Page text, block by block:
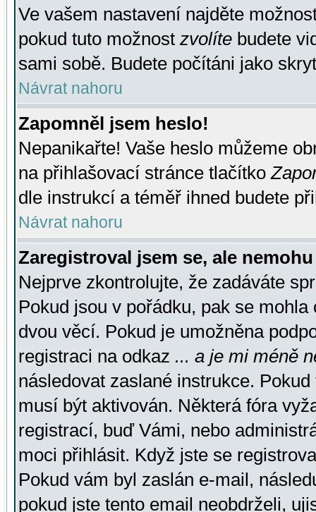
Ve vašem nastavení najděte
pokud tuto možnost zvolíte budete
sami sobě. Budete počítáni jako
Návrat nahoru
Zapomněl jsem heslo!
Nepanikařte! Vaše heslo můžeme
na přihlašovací stránce tlačítko
dle instrukcí a téměř ihned budete
Návrat nahoru
Zaregistroval jsem se, ale
Nejprve zkontrolujte, že zadáváte
Pokud jsou v pořádku, pak se
dvou věcí. Pokud je umožněna
registraci na odkaz ... a je mi méně
následovat zaslané instrukce.
musí být aktivován. Některá fóra
registrací, buď Vámi, nebo
moci přihlásit. Když jste se
Pokud vám byl zaslán e-mail,
pokud jste tento email neobdrželi,